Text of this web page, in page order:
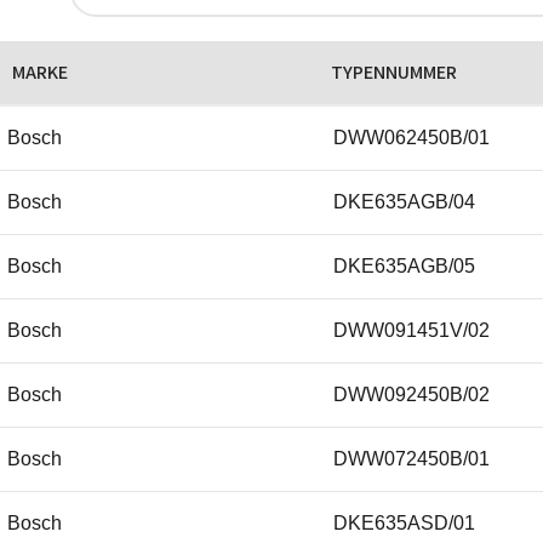
Electrolux
Electrolux
Electrolux
Electrolux
Electrolux
Electrolux
Electrolux
Electrolux
Electrolux
MARKE TYPENNUMMER
Bosch DWW062450B/01
Bosch DKE635AGB/04
Bosch DKE635AGB/05
Bosch DWW091451V/02
Bosch DWW092450B/02
Bosch DWW072450B/01
Bosch DKE635ASD/01